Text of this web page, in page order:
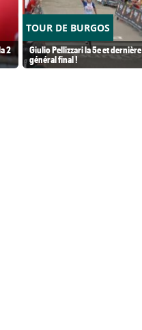
2
TOUR DE BURGOS
Giulio Pellizzari la 5e et
général final !